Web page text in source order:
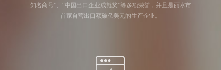
知名商号”、“中国出口企业成就奖”等多项荣誉，并且是丽水市
首家自营出口额破亿美元的生产企业。